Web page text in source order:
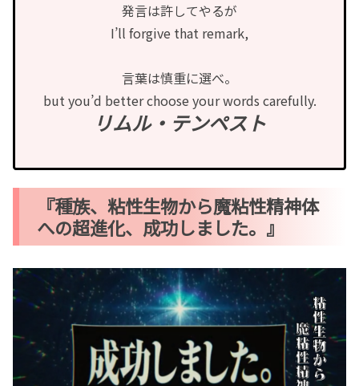
発言は許してやるが
I’ll forgive that remark,
言葉は慎重に選べ。
but you’d better choose your words carefully.
リムル・テンペスト
『種族、粘性生物から魔粘性精神体
への超進化、成功しました。』